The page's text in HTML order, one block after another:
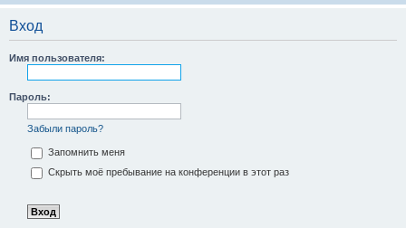
Вход
Имя пользователя:
Пароль:
Забыли пароль?
Запомнить меня
Скрыть моё пребывание на конференции в этот раз